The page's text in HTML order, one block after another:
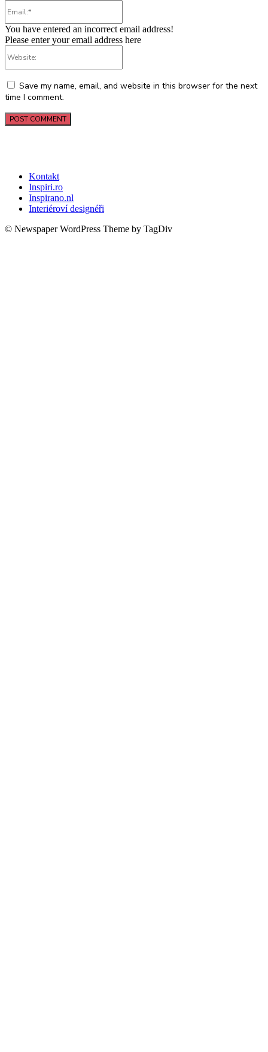
You have entered an incorrect email address!
Please enter your email address here
Save my name, email, and website in this browser for the next
time I comment.
Kontakt
Inspiri.ro
Inspirano.nl
Interiéroví designéři
© Newspaper WordPress Theme by TagDiv